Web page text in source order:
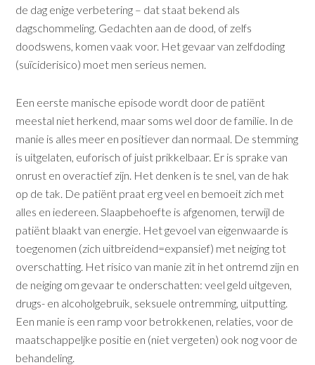
de dag enige verbetering – dat staat bekend als
dagschommeling. Gedachten aan de dood, of zelfs
doodswens, komen vaak voor. Het gevaar van zelfdoding
(suïciderisico) moet men serieus nemen.
Een eerste manische episode wordt door de patiënt
meestal niet herkend, maar soms wel door de familie. In de
manie is alles meer en positiever dan normaal. De stemming
is uitgelaten, euforisch of juist prikkelbaar. Er is sprake van
onrust en overactief zijn. Het denken is te snel, van de hak
op de tak. De patiënt praat erg veel en bemoeit zich met
alles en iedereen. Slaapbehoefte is afgenomen, terwijl de
patiënt blaakt van energie. Het gevoel van eigenwaarde is
toegenomen (zich uitbreidend=expansief) met neiging tot
overschatting. Het risico van manie zit in het ontremd zijn en
de neiging om gevaar te onderschatten: veel geld uitgeven,
drugs- en alcoholgebruik, seksuele ontremming, uitputting.
Een manie is een ramp voor betrokkenen, relaties, voor de
maatschappeljke positie en (niet vergeten) ook nog voor de
behandeling.